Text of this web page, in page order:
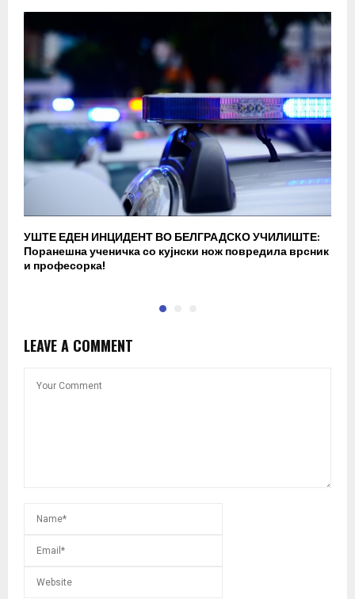
УШТЕ ЕДЕН ИНЦИДЕНТ ВО БЕЛГРАДСКО УЧИЛИШТЕ:
Поранешна ученичка со кујнски нож повредила врсник
и професорка!
LEAVE A COMMENT